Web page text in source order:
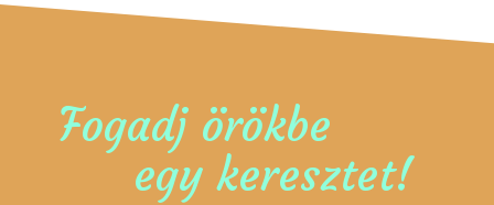
Fogadj örökbe
egy keresztet!